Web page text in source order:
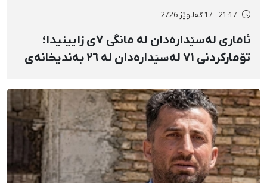
21:17 - 17 گەلاوێژ 2726
ئاماری لەسێدارەدان لە مانگی ٧ی زایینیدا؛
تۆمارکردنی ٧١ لەسێدارەدان لە ٢٦ بەندیخانەی
شوێنی نادیار و لەبەر چاوی خەڵکەوە